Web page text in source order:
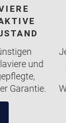
und
Garantie.